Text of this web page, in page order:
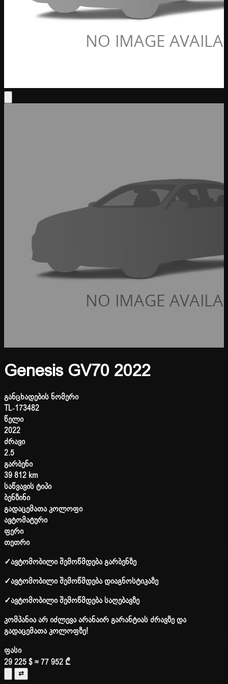
Genesis GV70 2022
განცხადების ნომერი
TL-173482
წელი
2022
ძრავი
2.5
გარბენი
39 812 km
საწვავის ტიპი
ბენზინი
გადაცემათა კოლოფი
ავტომატური
ფერი
თეთრი
✓ავტომობილი შემოწმდება გარბენზე
✓ავტომობილი შემოწმდება დიაგნოსტიკაზე
✓ავტომობილი შემოწმდება საღებავზე
კომპანია არ იძლევა არანაირ გარანტიას ძრავზე და
გადაცემათა კოლოფზე!
ფასი
29 225 $≈ 77 952 ₾
⇄